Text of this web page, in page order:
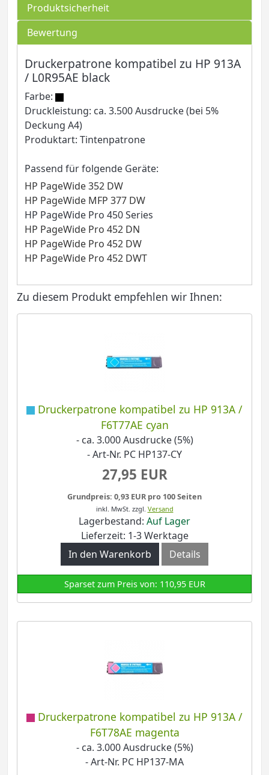
Produktsicherheit
Bewertung
Druckerpatrone kompatibel zu HP 913A
/ L0R95AE black
Farbe:
Druckleistung: ca. 3.500 Ausdrucke (bei 5%
Deckung A4)
Produktart: Tintenpatrone
Passend für folgende Geräte:
HP PageWide 352 DW
HP PageWide MFP 377 DW
HP PageWide Pro 450 Series
HP PageWide Pro 452 DN
HP PageWide Pro 452 DW
HP PageWide Pro 452 DWT
Zu diesem Produkt empfehlen wir Ihnen:
Druckerpatrone kompatibel zu HP 913A /
F6T77AE cyan
- ca. 3.000 Ausdrucke (5%)
- Art-Nr. PC HP137-CY
27,95 EUR
Grundpreis: 0,93 EUR pro 100 Seiten
inkl. MwSt. zzgl. Versand
Lagerbestand: Auf Lager
Lieferzeit: 1-3 Werktage
In den Warenkorb
Details
Sparset zum Preis von: 110,95 EUR
Druckerpatrone kompatibel zu HP 913A /
F6T78AE magenta
- ca. 3.000 Ausdrucke (5%)
- Art-Nr. PC HP137-MA